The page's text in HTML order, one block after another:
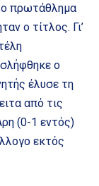
πρωτάθλημα
ο τίτλος. Γι’
ο
έλυσε τη
από τις
(0-1 εντός)
εκτός